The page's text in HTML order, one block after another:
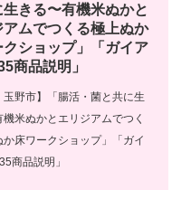
生きる〜有機米ぬかと
アムでつくる極上ぬか
クショップ」「ガイア
商品説明」
玉野市】「腸活・菌と共に生
機米ぬかとエリジアムでつく
か床ワークショップ」「ガイ
商品説明」